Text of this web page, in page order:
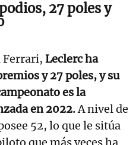
27 poles y
Ferrari, Leclerc ha
y 27 poles, y su
es la
en 2022.A nivel de
52, lo que le sitúa